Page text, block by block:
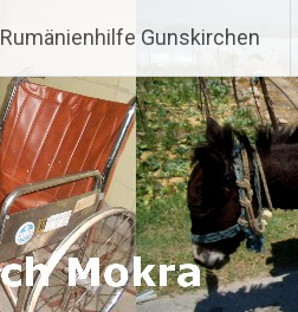
Rumänienhilfe Gunskirchen